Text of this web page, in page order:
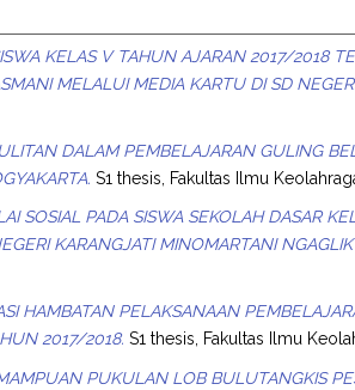
KELAS V TAHUN AJARAN 2017/2018
MELALUI MEDIA KARTU DI SD
DALAM PEMBELAJARAN GULING
S1 thesis, Fakultas Ilmu
SOSIAL PADA SISWA SEKOLAH DASAR
KARANGJATI MINOMARTANI
HAMBATAN PELAKSANAAN
2017/2018. S1 thesis, Fakultas Ilmu
PUKULAN LOB BULUTANGKIS